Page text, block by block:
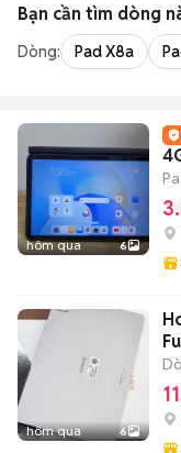
Bạn cần tìm dòng
Dòng: Pad X8a
hôm qua 6
hôm qua 6